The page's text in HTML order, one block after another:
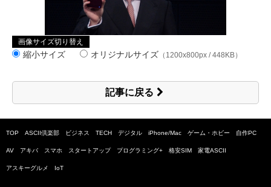
画像サイズ切り替え
縮小サイズ オリジナルサイズ （1200x800px / 448KB）
記事に戻る
TOP ASCII倶楽部 ビジネス TECH デジタル iPhone/Mac ゲーム・ホビー 自作PC
AV アキバ スマホ スタートアップ プログラミング+ 格安SIM 家電ASCII
アスキーグルメ IoT